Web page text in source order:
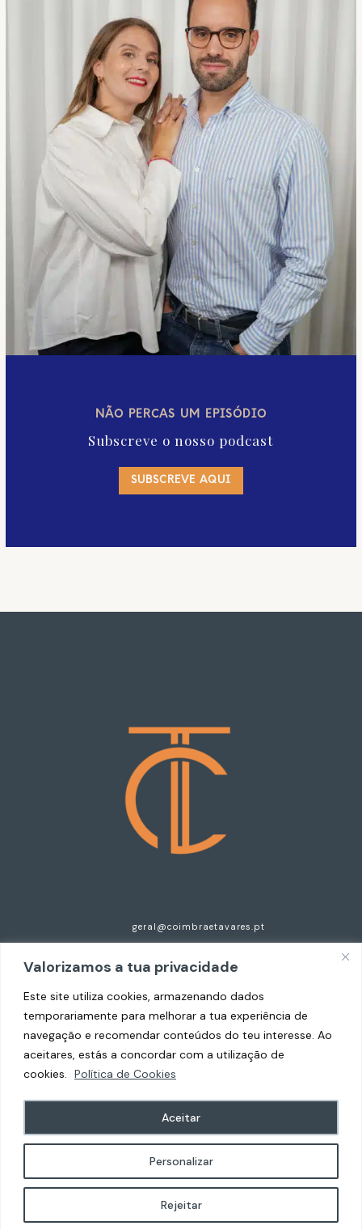
Valorizamos a tua privacidade
Este site utiliza cookies, armazenando dados
temporariamente para melhorar a tua experiência de
navegação e recomendar conteúdos do teu interesse. Ao
aceitares, estás a concordar com a utilização de
cookies.
Política de Cookies
Personalizar
Rejeitar
Aceitar
NÃO PERCAS UM EPISÓDIO
Subscreve o nosso podcast
SUBSCREVE AQUI
geral@coimbraetavares.pt
Centro Empresarial do Cavaco, n.125, Esc 2
4520-630 Santa Maria da Feira
Copyright © 2026 Coimbra e Tavares Advogados.